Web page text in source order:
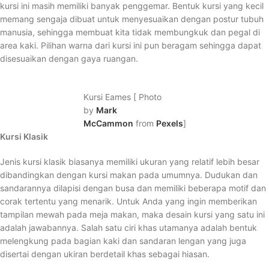
kursi ini masih memiliki banyak penggemar. Bentuk kursi yang kecil
memang sengaja dibuat untuk menyesuaikan dengan postur tubuh
manusia, sehingga membuat kita tidak membungkuk dan pegal di
area kaki. Pilihan warna dari kursi ini pun beragam sehingga dapat
disesuaikan dengan gaya ruangan.
Kursi Eames [ Photo
by Mark
McCammon from Pexels]
Kursi Klasik
Jenis kursi klasik biasanya memiliki ukuran yang relatif lebih besar
dibandingkan dengan kursi makan pada umumnya. Dudukan dan
sandarannya dilapisi dengan busa dan memiliki beberapa motif dan
corak tertentu yang menarik. Untuk Anda yang ingin memberikan
tampilan mewah pada meja makan, maka desain kursi yang satu ini
adalah jawabannya. Salah satu ciri khas utamanya adalah bentuk
melengkung pada bagian kaki dan sandaran lengan yang juga
disertai dengan ukiran berdetail khas sebagai hiasan.